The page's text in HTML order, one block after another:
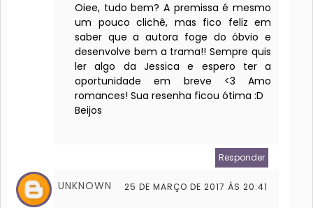
Oiee, tudo bem? A premissa é mesmo
um pouco clichê, mas fico feliz em
saber que a autora foge do óbvio e
desenvolve bem a trama!! Sempre quis
ler algo da Jessica e espero ter a
oportunidade em breve <3 Amo
romances! Sua resenha ficou ótima :D
Beijos
Responder
UNKNOWN 25 DE MARÇO DE 2017 ÀS 20:41